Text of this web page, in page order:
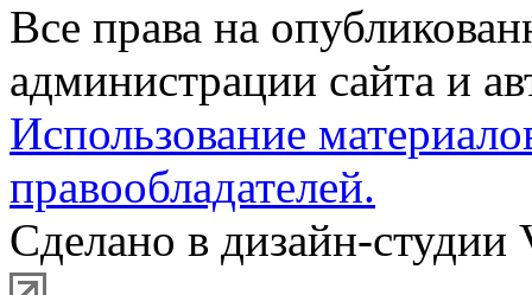
Все права на
администрации сайта и
Использование
правообладателей.
Сделано в дизайн-студии